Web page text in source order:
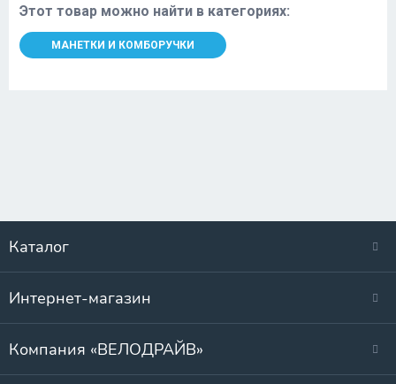
Этот товар можно найти в категориях:
МАНЕТКИ И КОМБОРУЧКИ
Каталог
Интернет-магазин
Компания «ВЕЛОДРАЙВ»